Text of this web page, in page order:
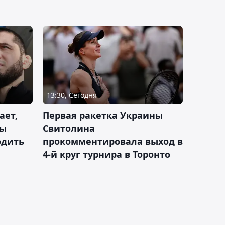
13:30, Сегодня
Первая ракетка Украины
Свитолина
прокомментировала выход в
4-й круг турнира в Торонто